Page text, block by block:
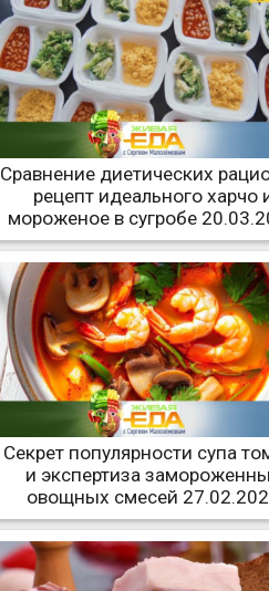
Сравнение диетических
рецепт идеального харчо
мороженое в сугробе
Секрет популярности супа
и экспертиза
овощных смесей